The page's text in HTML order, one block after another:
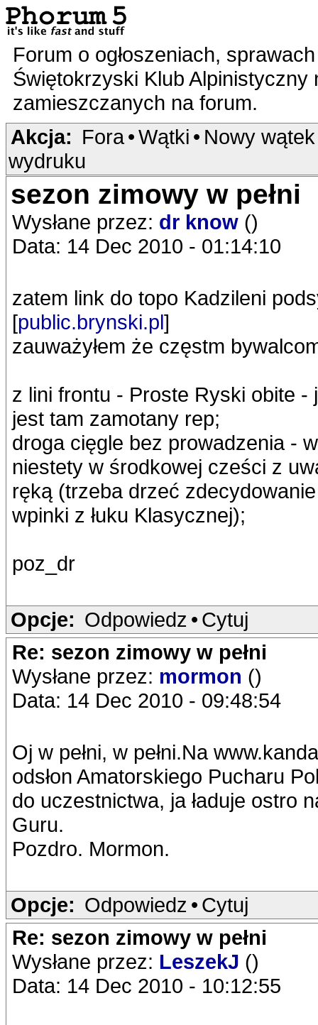
Forum o ogłoszeniach,
Świętokrzyski Klub
zamieszczanych na forum.
Akcja: Fora•Wątki • Nowy wątek
wydruku
sezon zimowy w pełni
Wysłane przez: dr know ()
Data: 14 Dec 2010 - 01:14:10
zatem link do topo Kadzileni
[public.brynski.pl]
zauważyłem że częstm
z lini frontu - Proste Ryski obite
jest tam zamotany rep;
droga cięgle bez prowadzenia -
niestety w środkowej cześci z
ręką (trzeba drzeć
wpinki z łuku Klasycznej);
poz_dr
Opcje: Odpowiedz • Cytuj
Re: sezon zimowy w pełni
Wysłane przez: mormon ()
Data: 14 Dec 2010 - 09:48:54
Oj w pełni, w pełni.Na
odsłon Amatorskiego Pucharu
do uczestnictwa, ja ładuje ostro
Guru.
Pozdro. Mormon.
Opcje: Odpowiedz • Cytuj
Re: sezon zimowy w pełni
Wysłane przez: LeszekJ ()
Data: 14 Dec 2010 - 10:12:55